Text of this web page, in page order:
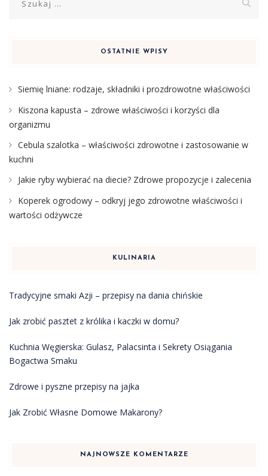
OSTATNIE WPISY
Siemię lniane: rodzaje, składniki i prozdrowotne właściwości
Kiszona kapusta – zdrowe właściwości i korzyści dla
organizmu
Cebula szalotka – właściwości zdrowotne i zastosowanie w
kuchni
Jakie ryby wybierać na diecie? Zdrowe propozycje i zalecenia
Koperek ogrodowy – odkryj jego zdrowotne właściwości i
wartości odżywcze
KULINARIA
Tradycyjne smaki Azji – przepisy na dania chińskie
Jak zrobić pasztet z królika i kaczki w domu?
Kuchnia Węgierska: Gulasz, Palacsinta i Sekrety Osiągania
Bogactwa Smaku
Zdrowe i pyszne przepisy na jajka
Jak Zrobić Własne Domowe Makarony?
NAJNOWSZE KOMENTARZE